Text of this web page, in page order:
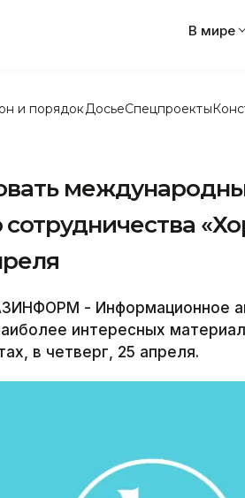
В мире
и порядок ДосьеСпецпроекты
- Информационное
интересных
в четверг, 25 апреля.